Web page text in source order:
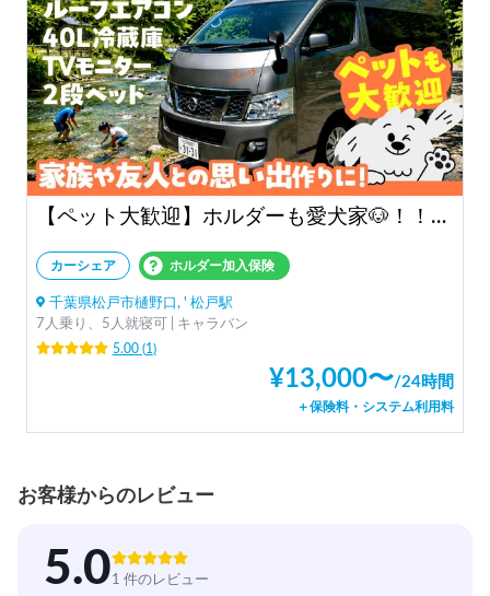
【ペット大歓迎】ホルダーも愛犬家🐶！！エアコン、冷蔵庫有のバンコンキャンピングカー。ファミリー、愛犬との旅行におすすめ。
カーシェア ホルダー加入保険
千葉県松戸市樋野口, ' 松戸駅
7人乗り、5人就寝可 | キャラバン
5.00(1)
¥13,000〜/24時間
＋保険料・システム利用料
お客様からのレビュー
5.01 件のレビュー